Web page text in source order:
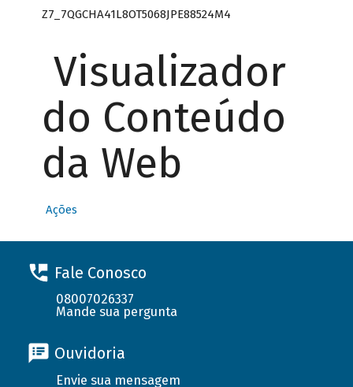
Z7_7QGCHA41L8OT5068JPE88524M4
Visualizador
do Conteúdo
da Web
Ações
Fale Conosco
08007026337
Mande sua pergunta
Ouvidoria
Envie sua mensagem